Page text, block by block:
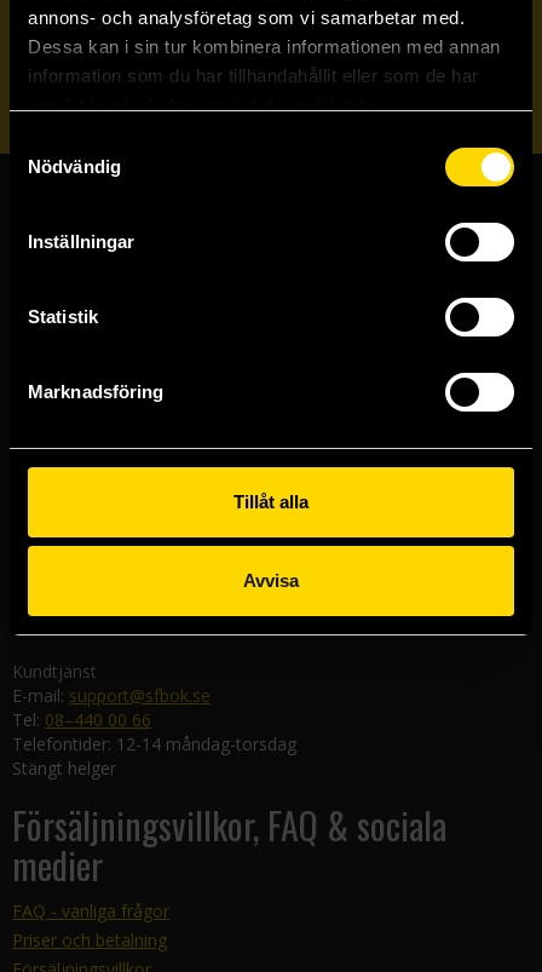
annons- och analysföretag som vi samarbetar med.
Dessa kan i sin tur kombinera informationen med annan
information som du har tillhandahållit eller som de har
Nödvändig
Inställningar
Statistik
Marknadsföring
Tillåt alla
Avvisa
Veckobrevet
Skicka
Butiker & kundtjänst
Västerlånggatan 48
Göteborgsbutiken
Kungsgatan 19
Malmöbutiken
582 19 Linköping
Kundtjänst
E-mail: support@sfbok.se
Tel: 08–440 00 66
Telefontider: 12-14 måndag-torsdag
Stängt helger
Försäljningsvillkor, FAQ & sociala
medier
FAQ - vanliga frågor
Priser och betalning